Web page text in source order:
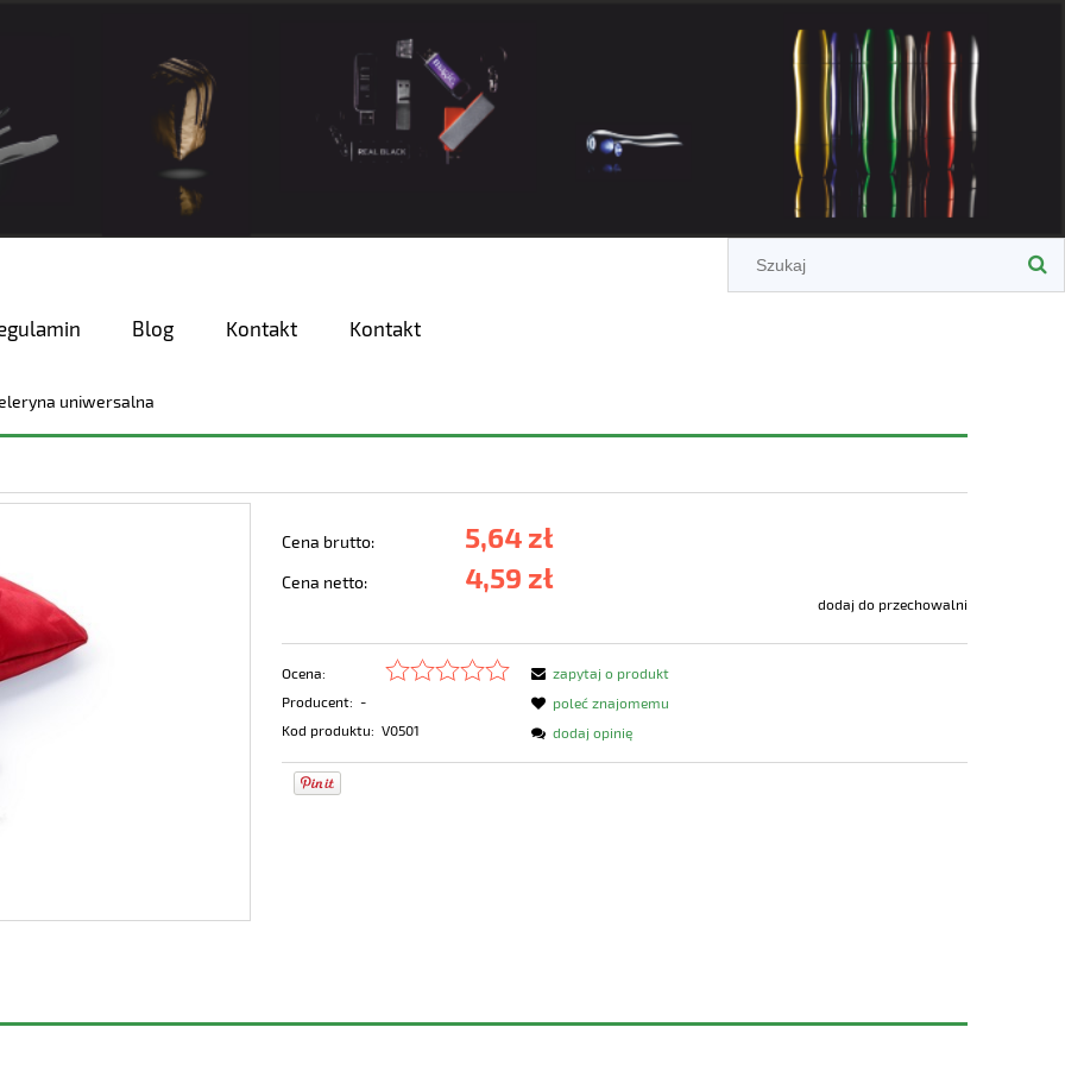
Blog Kontakt Kontakt
uniwersalna
Cena brutto: 5,64 zł
Cena netto: 4,59 zł
dodaj do przechowalni
Ocena:
Producent: -
Kod produktu: V0501
zapytaj o produkt
poleć znajomemu
dodaj opinię